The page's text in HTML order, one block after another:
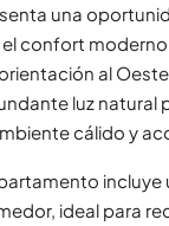
una
confort
al
luz natural
cálido y
incluye
ideal para